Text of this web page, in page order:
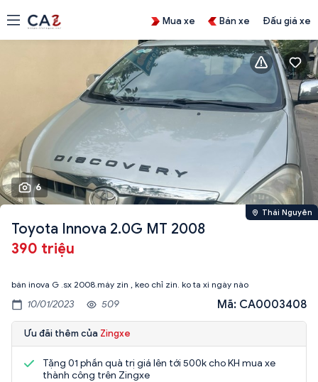
Mua xe Bán xe Đấu giá xe
6
Thái Nguyên
Toyota Innova 2.0G MT 2008
390 triệu
bán inova G .sx 2008.máy zin , keo chỉ zin. ko ta xi ngày nào
10/01/2023 509 Mã: CA0003408
Ưu đãi thêm của Zingxe
Tặng 01 phần quà trị giá lên tới 500k cho KH mua xe
thành công trên Zingxe